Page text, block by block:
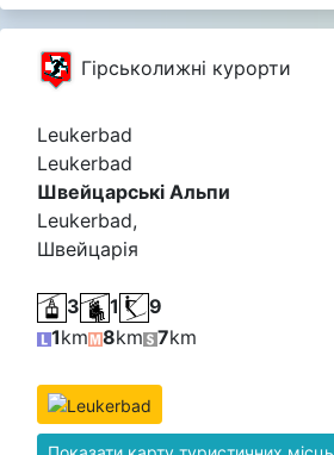
Гірськолижні курорти
Leukerbad
Leukerbad
Швейцарські Альпи
Leukerbad,
Швейцарія
3 1
9
1km 8km 7km